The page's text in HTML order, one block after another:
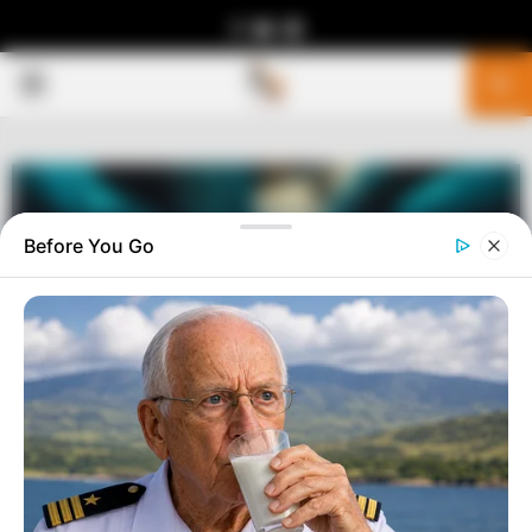
MENU
Before You Go